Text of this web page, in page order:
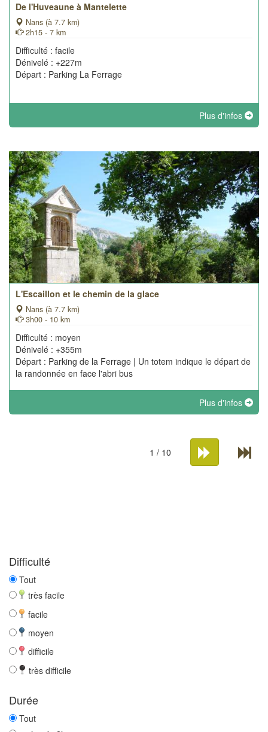
De l'Huveaune à Mantelette
Nans (à 7.7 km)
2h15 - 7 km
Difficulté : facile
Dénivelé : +227m
Départ : Parking La Ferrage
Plus d'infos
L'Escaillon et le chemin de la glace
Nans (à 7.7 km)
3h00 - 10 km
Difficulté : moyen
Dénivelé : +355m
Départ : Parking de la Ferrage | Un totem indique le départ de
la randonnée en face l'abri bus
Plus d'infos
1 / 10
Difficulté
Tout
très facile
facile
moyen
difficile
très difficile
Durée
Tout